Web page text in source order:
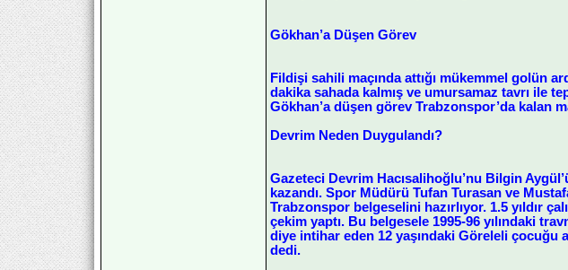
Gökhan’a Düşen Görev
Fildişi sahili maçında attığı mükemmel golün
dakika sahada kalmış ve umursamaz tavrı ile
Gökhan’a düşen görev Trabzonspor’da kalan
Devrim Neden Duygulandı?
Gazeteci Devrim Hacısalihoğlu’nu Bilgin
kazandı. Spor Müdürü Tufan Turasan ve
Trabzonspor belgeselini hazırlıyor. 1.5 yıldır
çekim yaptı. Bu belgesele 1995-96 yılındaki
diye intihar eden 12 yaşındaki Göreleli çocuğu
dedi.